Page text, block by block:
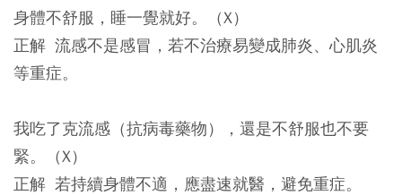
身體不舒服，睡一覺就好。（X）
正解 流感不是感冒，若不治療易變成肺炎、心肌炎
等重症。
我吃了克流感（抗病毒藥物），還是不舒服也不要
緊。（X）
正解 若持續身體不適，應盡速就醫，避免重症。